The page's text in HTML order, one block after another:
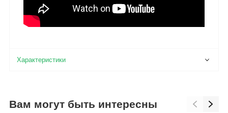
Вам могут быть интересны